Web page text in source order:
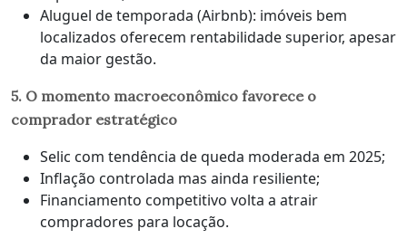
Aluguel de temporada (Airbnb): imóveis bem
localizados oferecem rentabilidade superior, apesar
da maior gestão.
5. O momento macroeconômico favorece o
comprador estratégico
Selic com tendência de queda moderada em 2025;
Inflação controlada mas ainda resiliente;
Financiamento competitivo volta a atrair
compradores para locação.